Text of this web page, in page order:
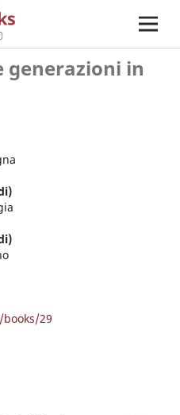
generazioni in
29